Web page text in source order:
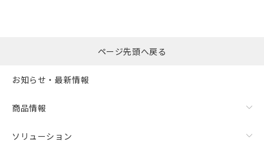
ページ先頭へ戻る
お知らせ・最新情報
商品情報
ソリューション